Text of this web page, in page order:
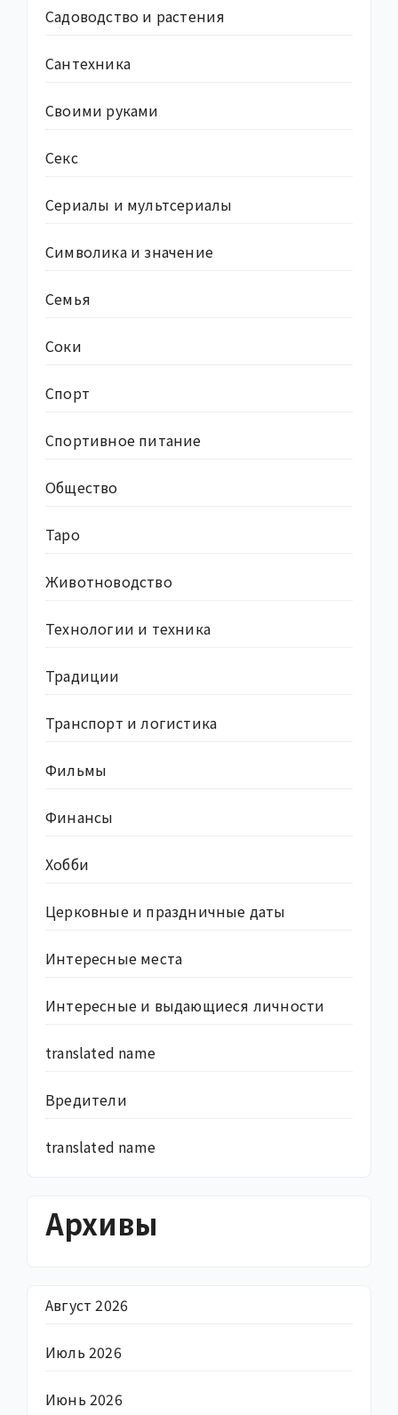
Садоводство и растения
Сантехника
Своими руками
Секс
Сериалы и мультсериалы
Символика и значение
Семья
Соки
Спорт
Спортивное питание
Общество
Таро
Животноводство
Технологии и техника
Традиции
Транспорт и логистика
Фильмы
Финансы
Хобби
Церковные и праздничные даты
Интересные места
Интересные и выдающиеся личности
translated name
Вредители
translated name
Архивы
Август 2026
Июль 2026
Июнь 2026